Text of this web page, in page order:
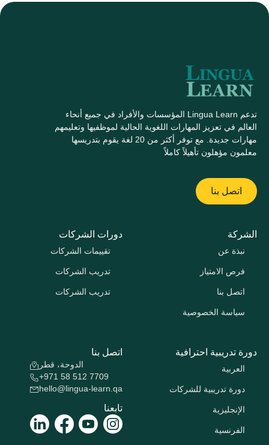
تدعم Lingua Learn المؤسسات والأفراد في جميع أنحاء
العالم في تعزيز المهارات اللغوية الحالية لموظفيها وتعليمهم
مهارات جديدة. مع توفر أكثر من 20 لغة يقوم بتدريسها
معلمون مؤهلون تأهيلاً كاملاً
اتصل بنا
الشركة
نبذة عن
فرص الامتياز
اتصل بنا
سياسة الخصوصية
دورات الشركات
تقييمات الشركات
تدريب الشركات
تدريب الشركات
دورة تدريبية احترافية
العربية
دورة تدريبية للشركات
الإنجليزية
الفرنسية
اتصل بنا
الدوحة، قطر
+971 58 512 7709
hello@lingua-learn.qa
تابعنا